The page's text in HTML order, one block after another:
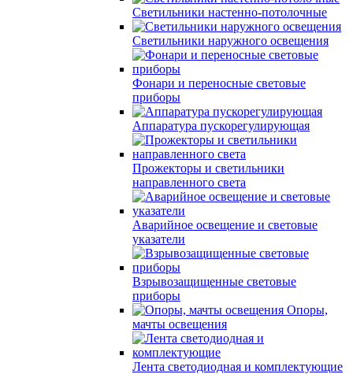
Светильники настенно-потолочные
Светильники наружного освещения
Фонари и переносные световые
приборы
Аппаратура пускорегулирующая
Прожекторы и светильники
направленного света
Аварийное освещение и световые
указатели
Взрывозащищенные световые
приборы
Опоры,
мачты освещения
Лента светодиодная и комплектующие